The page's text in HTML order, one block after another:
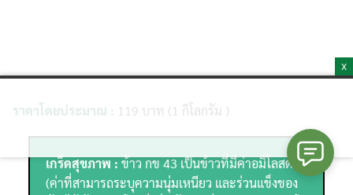
ราคาโดยประมาณ : 119 บาท (1 กิโลกรัม )
เกร็ดสุขภาพ : ข้าว กข 43 เป็นข้าวที่มีค่าอมิโลสต่ำ
(ค่าที่สามารถระบุความนุ่มเหนียว และร่วนแข็งของ
X